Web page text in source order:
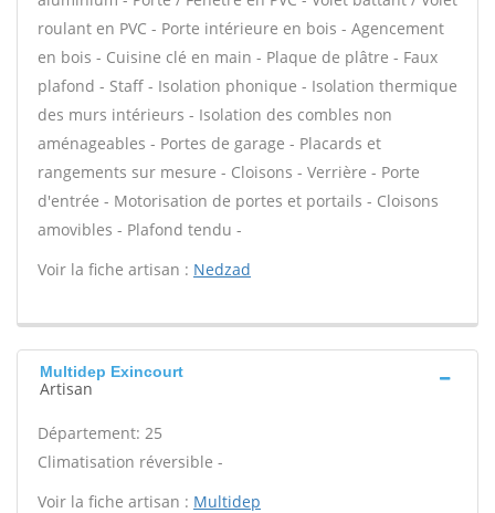
roulant en PVC - Porte intérieure en bois - Agencement
en bois - Cuisine clé en main - Plaque de plâtre - Faux
plafond - Staff - Isolation phonique - Isolation thermique
des murs intérieurs - Isolation des combles non
aménageables - Portes de garage - Placards et
rangements sur mesure - Cloisons - Verrière - Porte
d'entrée - Motorisation de portes et portails - Cloisons
amovibles - Plafond tendu -
Voir la fiche artisan : Nedzad
Multidep Exincourt
Artisan
Département: 25
Climatisation réversible -
Voir la fiche artisan : Multidep